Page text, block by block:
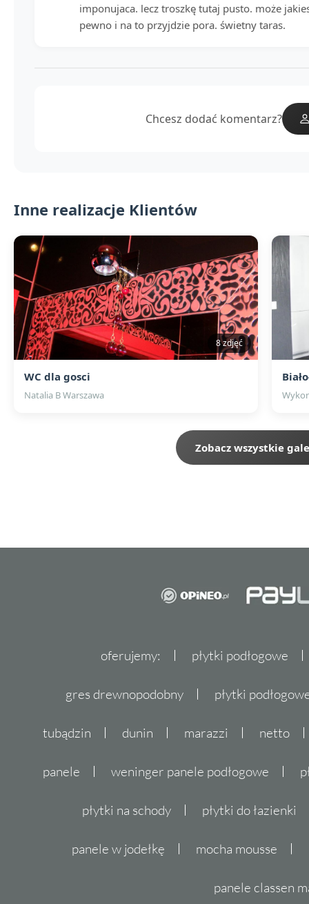
imponujaca. lecz troszkę tutaj pusto. może
pewno i na to przyjdzie pora. świetny taras.
Chcesz dodać komentarz?
Inne realizacje Klientów
8 zdjęć
WC dla gosci
Natalia B Warszawa
Zobacz wszystkie
oferujemy: płytki podłogowe
gres drewnopodobny płytki
tubądzin dunin marazzi netto
panele weninger panele podłogowe
płytki na schody płytki do łazienki
panele w jodełkę mocha mousse
panele classen